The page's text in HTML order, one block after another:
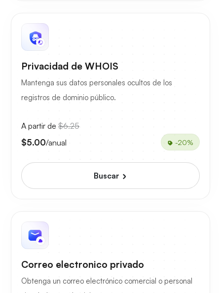
Privacidad de WHOIS
Mantenga sus datos personales ocultos de los
registros de dominio público.
A partir de $6.25
$5.00/anual -20%
Buscar
Correo electronico privado
Obtenga un correo electrónico comercial o personal